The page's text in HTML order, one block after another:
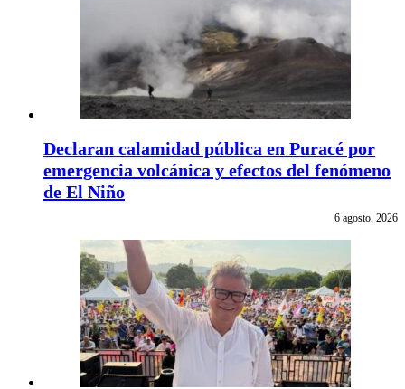
Declaran calamidad pública en Puracé por
emergencia volcánica y efectos del fenómeno
de El Niño
6 agosto, 2026